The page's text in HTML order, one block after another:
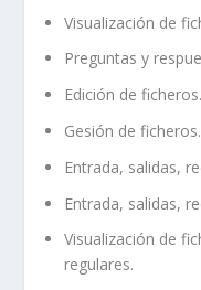
Visualización de
Preguntas y
Edición de ficheros.
Gesión de ficheros.
Entrada, salidas,
Entrada, salidas,
Visualización de
regulares.